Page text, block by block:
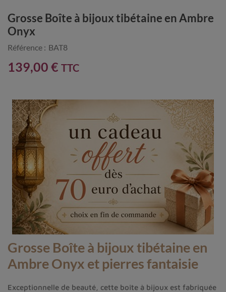
Grosse Boîte à bijoux tibétaine en Ambre
Onyx
Référence : BAT8
139,00 € TTC
Grosse Boîte à bijoux tibétaine en
Ambre Onyx et pierres fantaisie
Exceptionnelle de beauté, cette boîte à bijoux est fabriquée